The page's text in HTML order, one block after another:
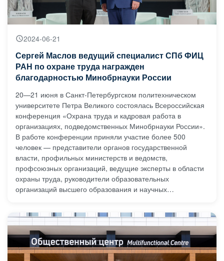
2024-06-21
Сергей Маслов ведущий специалист СПб ФИЦ
РАН по охране труда награжден
благодарностью Минобрнауки России
20—21 июня в Санкт-Петербургском политехническом
университете Петра Великого состоялась Всероссийская
конференция «Охрана труда и кадровая работа в
организациях, подведомственных Минобрнауки России».
В работе конференции приняли участие более 500
человек — представители органов государственной
власти, профильных министерств и ведомств,
профсоюзных организаций, ведущие эксперты в области
охраны труда, руководители образовательных
организаций высшего образования и научных
Минобрнауки России Свистунов А.А. вручил
благодарность, за содействие в решении возложенных
задач, ведущему специалисту СПб ФИЦ РАН по охране
труда Маслову Сергею Алексеевичу.